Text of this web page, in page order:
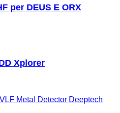
per DEUS E ORX
Xplorer